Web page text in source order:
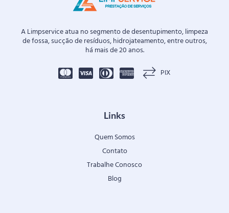
A Limpservice atua no segmento de desentupimento, limpeza
de fossa, sucção de resíduos, hidrojateamento, entre outros,
há mais de 20 anos.
PIX
Links
Quem Somos
Contato
Trabalhe Conosco
Blog